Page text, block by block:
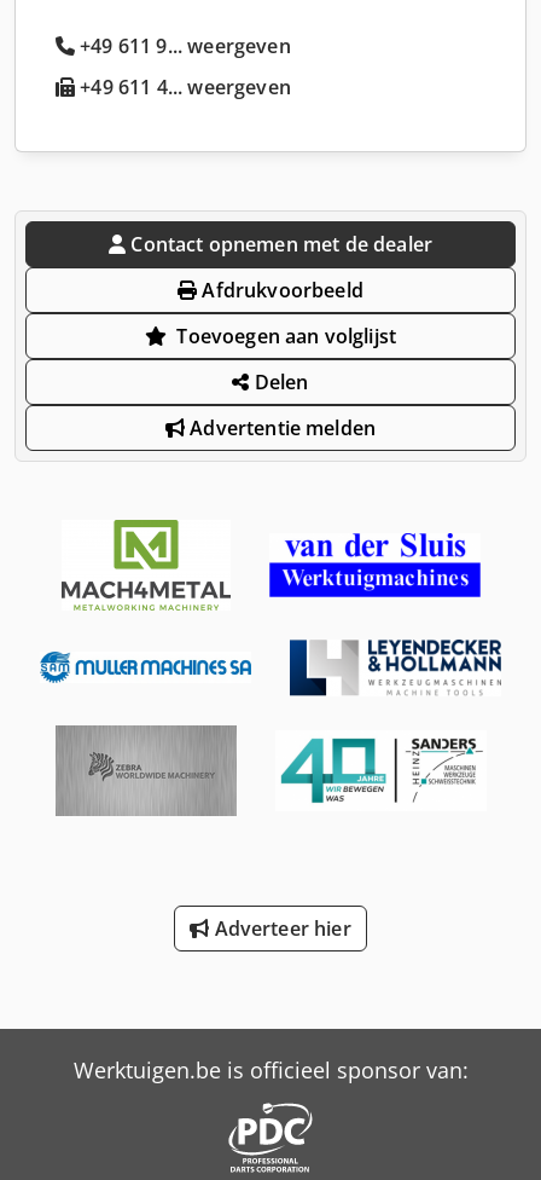
+49 611 9... weergeven
+49 611 4... weergeven
Contact opnemen met de dealer
Afdrukvoorbeeld
Toevoegen aan volglijst
Delen
Advertentie melden
Adverteer hier
Werktuigen.be is officieel sponsor van: